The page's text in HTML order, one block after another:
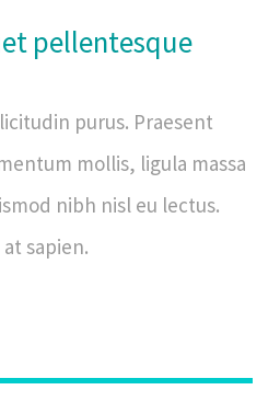
pellentesque
purus. Praesent
mollis, ligula massa
nibh nisl eu lectus.
sapien.